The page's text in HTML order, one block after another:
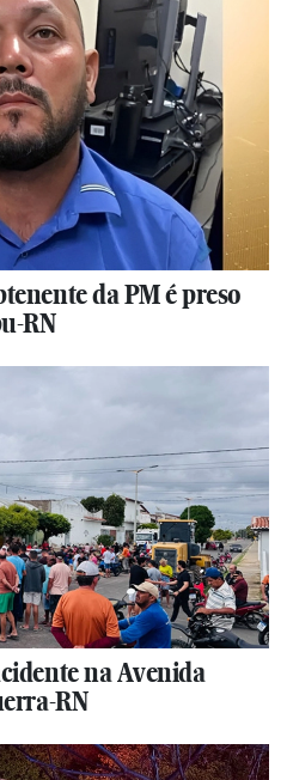
da PM é preso
RN
na Avenida
RN